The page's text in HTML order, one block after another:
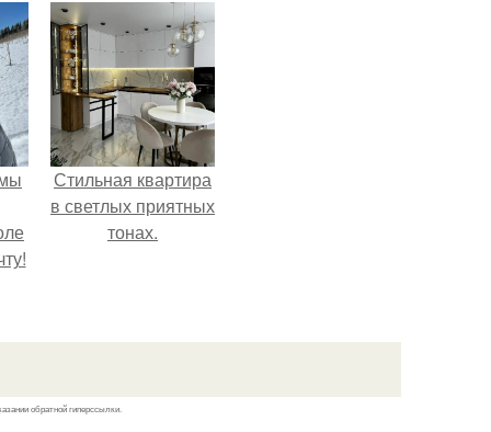
Стильная квартира
в светлых приятных
тонах.
обратной гиперссылки.